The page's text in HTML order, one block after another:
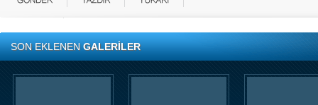
SON EKLENENGALERİLER